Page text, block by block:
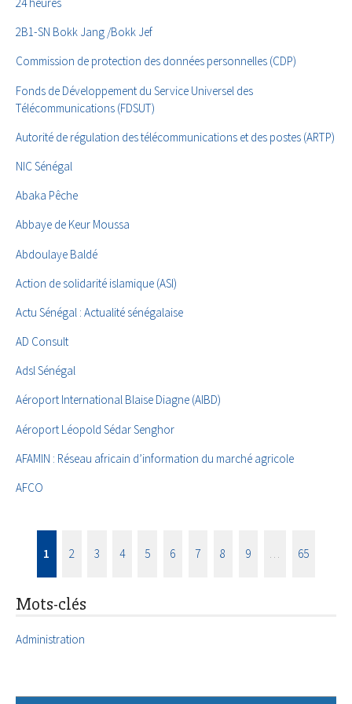
2B1-SN Bokk Jang /Bokk Jef
Commission de protection des données personnelles (CDP)
Fonds de Développement du Service Universel des
Télécommunications (FDSUT)
Autorité de régulation des télécommunications et des postes (ARTP)
NIC Sénégal
Abaka Pêche
Abbaye de Keur Moussa
Abdoulaye Baldé
Action de solidarité islamique (ASI)
Actu Sénégal : Actualité sénégalaise
AD Consult
Adsl Sénégal
Aéroport International Blaise Diagne (AIBD)
Aéroport Léopold Sédar Senghor
AFAMIN : Réseau africain d’information du marché agricole
AFCO
1 2 3 4 5 6 7 8 9 … 65
Mots-clés
Administration